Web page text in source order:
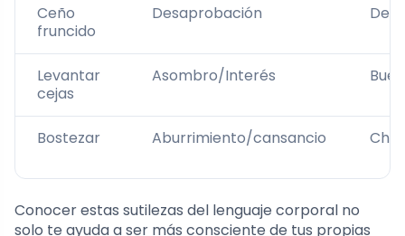
Ceño
fruncido
Desaprobación
Levantar
cejas
Asombro/Interés
Bostezar Aburrimiento/cansancio
Conocer estas sutilezas del lenguaje corporal no
solo te ayuda a ser más consciente de tus propias